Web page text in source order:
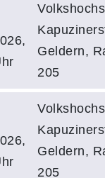
Geldern,
205
Geldern,
205